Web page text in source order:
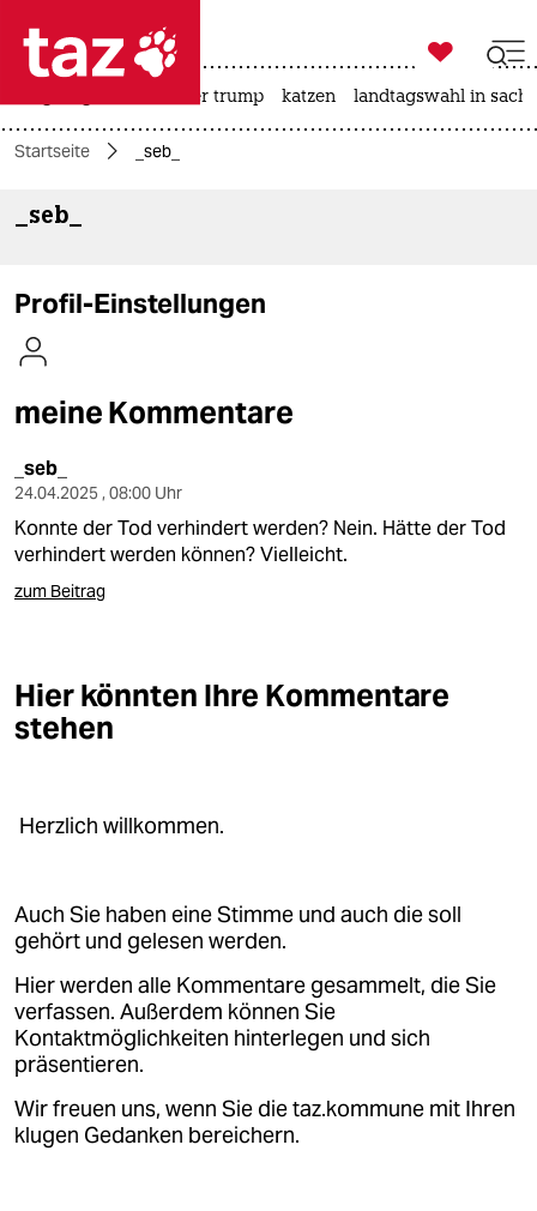

themen
kultur
sport
berlin
nord
verlag
shop
unterstützen
abo
genossenschaft
epaper login

taz zahl ich
usa unter trump katzen landtagswahl in
Startseite _seb_
_seb_
Profil-Einstellungen
meine Kommentare
_seb_
24.04.2025 , 08:00 Uhr
Konnte der Tod verhindert werden? Nein. Hätte der Tod
verhindert werden können? Vielleicht.
zum Beitrag
Hier könnten Ihre Kommentare
stehen
Herzlich willkommen.
Auch Sie haben eine Stimme und auch die soll
gehört und gelesen werden.
Hier werden alle Kommentare gesammelt, die Sie
verfassen. Außerdem können Sie
Kontaktmöglichkeiten hinterlegen und sich
präsentieren.
Wir freuen uns, wenn Sie die taz.kommune mit Ihren
klugen Gedanken bereichern.